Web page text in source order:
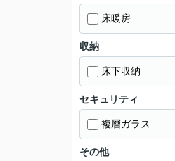
床暖房
収納
床下収納
セキュリティ
複層ガラス
その他